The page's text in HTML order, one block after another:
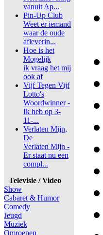
vanuit Ap...
Pin-Up Club
Weet er iemand
waar de oude
afleverin...
Hoe is het
Mogelijk
ik vraag het mij
ook af
Vijf Tegen Vijf
Lotto's
Woordwinner -
Ik heb op 3-
11-...
Verlaten Mijn,
De
Verlaten Mijn -
Er staat nu een
compl...
Televisie / Video
Show
Cabaret & Humor
Comedy
Jeugd
Muziek
Omroepen